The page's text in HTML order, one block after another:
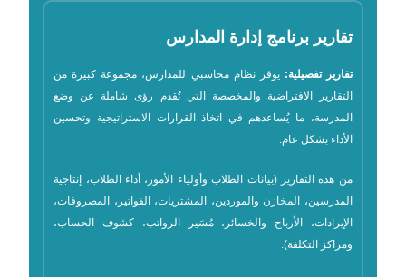
تقارير برنامج إدارة المدارس
تقارير تفصيلية: يوفر نظام محاسبي للمدارس، مجموعة كبيرة من
التقارير الافتراضية والمخصصة التي تُقدم رؤى شاملة عن وضع
المدرسة، ما يُساعدهم في اتخاذ القرارات الاستراتيجية وتحسين
الأداء بشكل عام.
من هذه التقارير (بيانات الطلاب وأولياء الأمور، أداء الطلاب، إنتاجية
المدرسين، المخازن والموردين، المشتريات، الفواتير، المصروفات،
الإيرادات، الأرباح والخسائر، مُسَير الرواتب، كشوف الحساب،
ومراكز التكلفة).